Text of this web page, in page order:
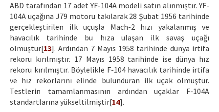
ABD tarafından 17 adet YF-104A modeli satın alınmıştır. YF-
104A uçağına J79 motoru takılarak 28 Şubat 1956 tarihinde
gerçekleştirilen ilk uçuşla Mach-2 hızı yakalanmış ve
havacılık tarihinde bu hıza ulaşan ilk savaş uçağı
olmuştur[13]. Ardından 7 Mayıs 1958 tarihinde dünya irtifa
rekoru kırılmıştır. 17 Mayıs 1958 tarihinde ise dünya hız
rekoru kırılmıştır. Böylelikle F-104 havacılık tarihinde irtifa
ve hız rekorlarını elinde bulunduran ilk uçak olmuştur.
Testlerin tamamlanmasının ardından uçaklar F-104A
standartlarına yükseltilmiştir[14].